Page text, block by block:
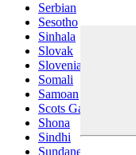
Serbian
Sesotho
Sinhala
Slovak
Slovenian
Somali
Samoan
Scots Gaelic
Shona
Sindhi
Sundanese